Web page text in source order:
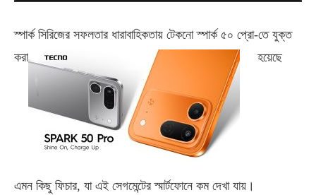
স্পার্ক সিরিজের সফলতার ধারাবাহিকতায় টেকনোস্পার্ক ৫০ প্রো-তে যুক্ত
করা
হয়েছে
এমন কিছু ফিচার, যা এই সেগমেন্টের স্মার্টফোনে কম দেখা যায়।